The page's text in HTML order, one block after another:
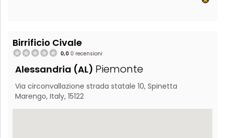
Birrificio Civale
0,0 0 recensioni
Alessandria (AL) Piemonte
Via circonvallazione strada statale 10, Spinetta
Marengo, Italy, 15122